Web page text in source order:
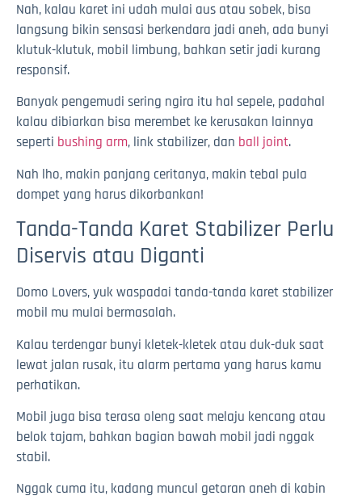
Nah, kalau karet ini udah mulai aus atau sobek, bisa
langsung bikin sensasi berkendara jadi aneh, ada bunyi
klutuk-klutuk, mobil limbung, bahkan setir jadi kurang
responsif.
Banyak pengemudi sering ngira itu hal sepele, padahal
kalau dibiarkan bisa merembet ke kerusakan lainnya
seperti bushing arm, link stabilizer, dan ball joint.
Nah lho, makin panjang ceritanya, makin tebal pula
dompet yang harus dikorbankan!
Tanda-Tanda Karet Stabilizer Perlu
Diservis atau Diganti
Domo Lovers, yuk waspadai tanda-tanda karet stabilizer
mobil mu mulai bermasalah.
Kalau terdengar bunyi kletek-kletek atau duk-duk saat
lewat jalan rusak, itu alarm pertama yang harus kamu
perhatikan.
Mobil juga bisa terasa oleng saat melaju kencang atau
belok tajam, bahkan bagian bawah mobil jadi nggak
stabil.
Nggak cuma itu, kadang muncul getaran aneh di kabin